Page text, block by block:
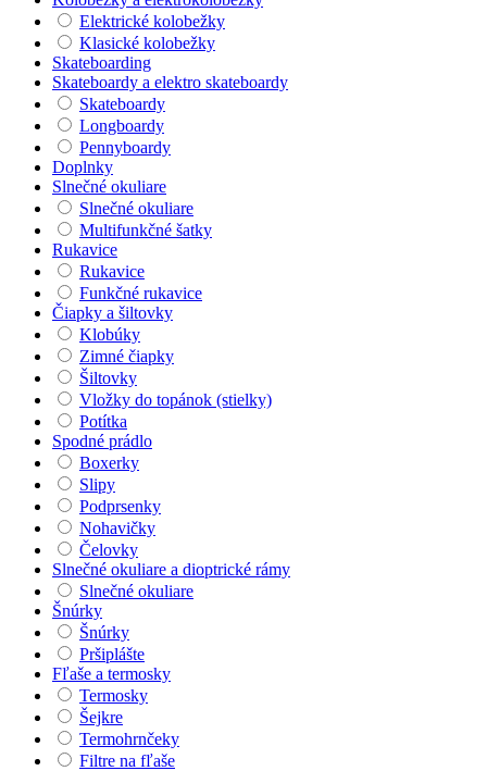
Elektrické kolobežky
Klasické kolobežky
Skateboarding
Skateboardy a elektro skateboardy
Skateboardy
Longboardy
Pennyboardy
Doplnky
Slnečné okuliare
Slnečné okuliare
Multifunkčné šatky
Rukavice
Rukavice
Funkčné rukavice
Čiapky a šiltovky
Klobúky
Zimné čiapky
Šiltovky
Vložky do topánok (stielky)
Potítka
Spodné prádlo
Boxerky
Slipy
Podprsenky
Nohavičky
Čelovky
Slnečné okuliare a dioptrické rámy
Slnečné okuliare
Šnúrky
Šnúrky
Pršiplášte
Fľaše a termosky
Termosky
Šejkre
Termohrnčeky
Filtre na fľaše